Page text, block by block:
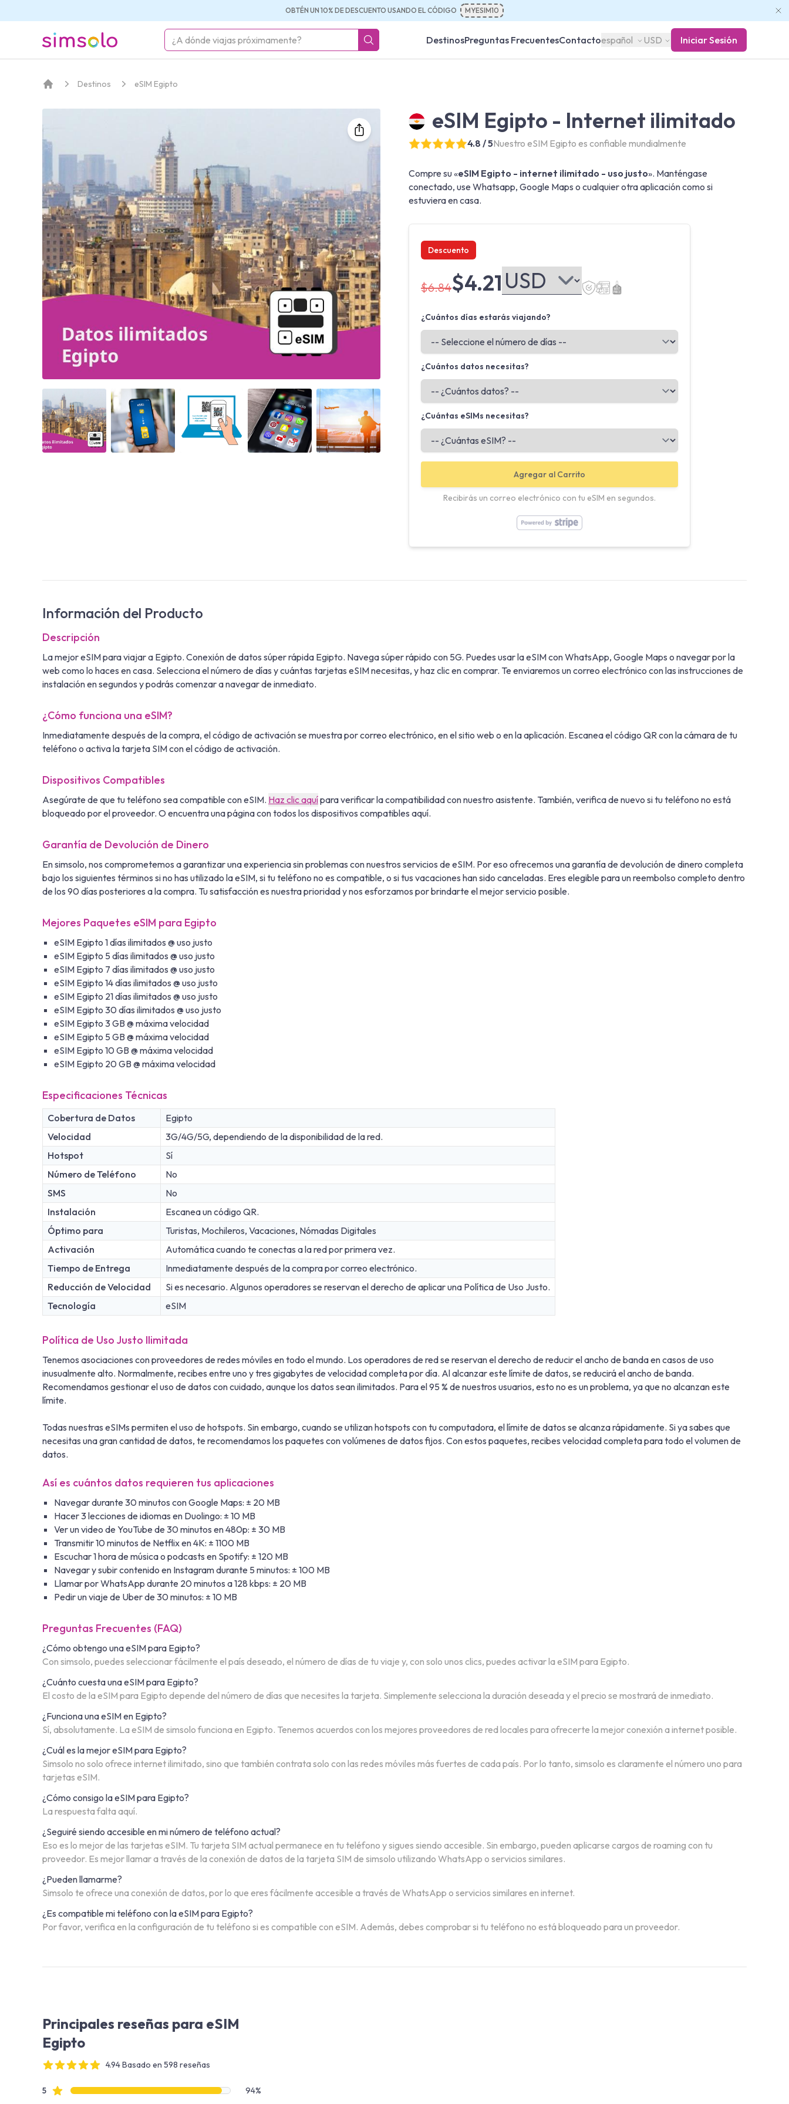
OBTÉN UN 10% DE DESCUENTO USANDO EL CÓDIGO MYESIM10
simsolo DestinosPreguntas FrecuentesContactoespañol USD Iniciar Sesión
Destinos eSIM Egipto
Angled view Angled view Angled view Angled view Angled view
eSIM Egipto - Internet ilimitado
4.8 / 5Nuestro eSIM Egipto es confiable mundialmente
Compre su «eSIM Egipto - internet ilimitado - uso justo». Manténgase
conectado, use Whatsapp, Google Maps o cualquier otra aplicación como si
estuviera en casa.
Descuento
$6.84$4.21
¿Cuántos días estarás viajando?
¿Cuántos datos necesitas?
¿Cuántas eSIMs necesitas?
Agregar al Carrito
Recibirás un correo electrónico con tu eSIM en segundos.
Información del Producto
Descripción
La mejor eSIM para viajar a Egipto. Conexión de datos súper rápida Egipto. Navega súper rápido con 5G. Puedes usar la eSIM con WhatsApp, Google Maps o navegar por la
web como lo haces en casa. Selecciona el número de días y cuántas tarjetas eSIM necesitas, y haz clic en comprar. Te enviaremos un correo electrónico con las instrucciones de
instalación en segundos y podrás comenzar a navegar de inmediato.
¿Cómo funciona una eSIM?
Inmediatamente después de la compra, el código de activación se muestra por correo electrónico, en el sitio web o en la aplicación. Escanea el código QR con la cámara de tu
teléfono o activa la tarjeta SIM con el código de activación.
Dispositivos Compatibles
Asegúrate de que tu teléfono sea compatible con eSIM. Haz clic aquípara verificar la compatibilidad con nuestro asistente. También, verifica de nuevo si tu teléfono no está
bloqueado por el proveedor. O encuentra una página con todos los dispositivos compatibles aquí.
Garantía de Devolución de Dinero
En simsolo, nos comprometemos a garantizar una experiencia sin problemas con nuestros servicios de eSIM. Por eso ofrecemos una garantía de devolución de dinero completa
bajo los siguientes términos si no has utilizado la eSIM, si tu teléfono no es compatible, o si tus vacaciones han sido canceladas. Eres elegible para un reembolso completo dentro
de los 90 días posteriores a la compra. Tu satisfacción es nuestra prioridad y nos esforzamos por brindarte el mejor servicio posible.
Mejores Paquetes eSIM para Egipto
eSIM Egipto 1 días ilimitados @ uso justo
eSIM Egipto 5 días ilimitados @ uso justo
eSIM Egipto 7 días ilimitados @ uso justo
eSIM Egipto 14 días ilimitados @ uso justo
eSIM Egipto 21 días ilimitados @ uso justo
eSIM Egipto 30 días ilimitados @ uso justo
eSIM Egipto 3 GB @ máxima velocidad
eSIM Egipto 5 GB @ máxima velocidad
eSIM Egipto 10 GB @ máxima velocidad
eSIM Egipto 20 GB @ máxima velocidad
Especificaciones Técnicas
Cobertura de Datos
Egipto
Velocidad
3G/4G/5G, dependiendo de la disponibilidad de la red.
Hotspot
Sí
Número de Teléfono
No
SMS
No
Instalación
Escanea un código QR.
Óptimo para
Turistas, Mochileros, Vacaciones, Nómadas Digitales
Activación
Automática cuando te conectas a la red por primera vez.
Tiempo de Entrega
Inmediatamente después de la compra por correo electrónico.
Reducción de Velocidad
Si es necesario. Algunos operadores se reservan el derecho de aplicar una Política de Uso Justo.
Tecnología
eSIM
Política de Uso Justo Ilimitada
Tenemos asociaciones con proveedores de redes móviles en todo el mundo. Los operadores de red se reservan el derecho de reducir el ancho de banda en casos de uso
inusualmente alto. Normalmente, recibes entre uno y tres gigabytes de velocidad completa por día. Al alcanzar este límite de datos, se reducirá el ancho de banda.
Recomendamos gestionar el uso de datos con cuidado, aunque los datos sean ilimitados. Para el 95 % de nuestros usuarios, esto no es un problema, ya que no alcanzan este
límite.
Todas nuestras eSIMs permiten el uso de hotspots. Sin embargo, cuando se utilizan hotspots con tu computadora, el límite de datos se alcanza rápidamente. Si ya sabes que
necesitas una gran cantidad de datos, te recomendamos los paquetes con volúmenes de datos fijos. Con estos paquetes, recibes velocidad completa para todo el volumen de
datos.
Así es cuántos datos requieren tus aplicaciones
Navegar durante 30 minutos con Google Maps: ± 20 MB
Hacer 3 lecciones de idiomas en Duolingo: ± 10 MB
Ver un video de YouTube de 30 minutos en 480p: ± 30 MB
Transmitir 10 minutos de Netflix en 4K: ± 1100 MB
Escuchar 1 hora de música o podcasts en Spotify: ± 120 MB
Navegar y subir contenido en Instagram durante 5 minutos: ± 100 MB
Llamar por WhatsApp durante 20 minutos a 128 kbps: ± 20 MB
Pedir un viaje de Uber de 30 minutos: ± 10 MB
Preguntas Frecuentes (FAQ)
¿Cómo obtengo una eSIM para Egipto?
Con simsolo, puedes seleccionar fácilmente el país deseado, el número de días de tu viaje y, con solo unos clics, puedes activar la eSIM para Egipto.
¿Cuánto cuesta una eSIM para Egipto?
El costo de la eSIM para Egipto depende del número de días que necesites la tarjeta. Simplemente selecciona la duración deseada y el precio se mostrará de inmediato.
¿Funciona una eSIM en Egipto?
Sí, absolutamente. La eSIM de simsolo funciona en Egipto. Tenemos acuerdos con los mejores proveedores de red locales para ofrecerte la mejor conexión a internet posible.
¿Cuál es la mejor eSIM para Egipto?
Simsolo no solo ofrece internet ilimitado, sino que también contrata solo con las redes móviles más fuertes de cada país. Por lo tanto, simsolo es claramente el número uno para
tarjetas eSIM.
¿Cómo consigo la eSIM para Egipto?
La respuesta falta aquí.
¿Seguiré siendo accesible en mi número de teléfono actual?
Eso es lo mejor de las tarjetas eSIM. Tu tarjeta SIM actual permanece en tu teléfono y sigues siendo accesible. Sin embargo, pueden aplicarse cargos de roaming con tu
proveedor. Es mejor llamar a través de la conexión de datos de la tarjeta SIM de simsolo utilizando WhatsApp o servicios similares.
¿Pueden llamarme?
Simsolo te ofrece una conexión de datos, por lo que eres fácilmente accesible a través de WhatsApp o servicios similares en internet.
¿Es compatible mi teléfono con la eSIM para Egipto?
Por favor, verifica en la configuración de tu teléfono si es compatible con eSIM. Además, debes comprobar si tu teléfono no está bloqueado para un proveedor.
Principales reseñas para eSIM
Egipto
4.94 Basado en 598 reseñas
Datos de reseñas
5reseñas de estrellas
94%